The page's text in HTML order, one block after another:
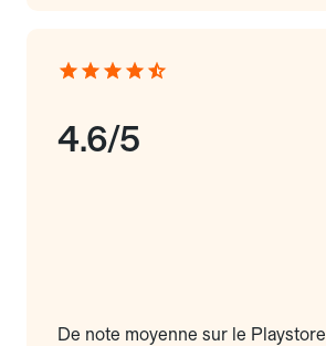
4.6/5
De note moyenne sur le Playstore